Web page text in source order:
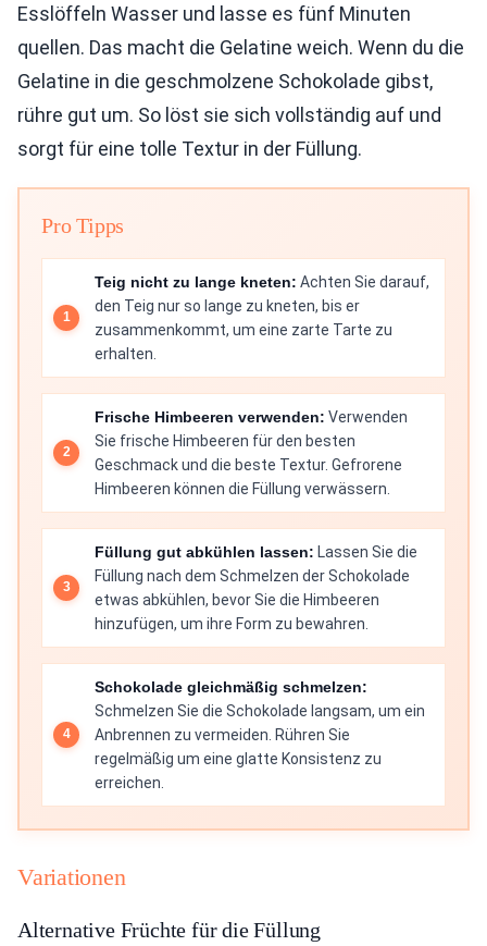
Esslöffeln Wasser und lasse es fünf Minuten
quellen. Das macht die Gelatine weich. Wenn du die
Gelatine in die geschmolzene Schokolade gibst,
rühre gut um. So löst sie sich vollständig auf und
sorgt für eine tolle Textur in der Füllung.
Pro Tipps
Teig nicht zu lange kneten: Achten Sie darauf,
den Teig nur so lange zu kneten, bis er
zusammenkommt, um eine zarte Tarte zu
erhalten.
Frische Himbeeren verwenden: Verwenden
Sie frische Himbeeren für den besten
Geschmack und die beste Textur. Gefrorene
Himbeeren können die Füllung verwässern.
Füllung gut abkühlen lassen: Lassen Sie die
Füllung nach dem Schmelzen der Schokolade
etwas abkühlen, bevor Sie die Himbeeren
hinzufügen, um ihre Form zu bewahren.
Schokolade gleichmäßig schmelzen:
Schmelzen Sie die Schokolade langsam, um ein
Anbrennen zu vermeiden. Rühren Sie
regelmäßig um eine glatte Konsistenz zu
erreichen.
Variationen
Alternative Früchte für die Füllung